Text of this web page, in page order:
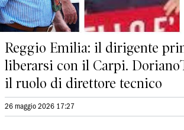
Reggio Emilia: il dirigente
liberarsi con il Carpi.
il ruolo di direttore tecnico
26 maggio 2026 17:27